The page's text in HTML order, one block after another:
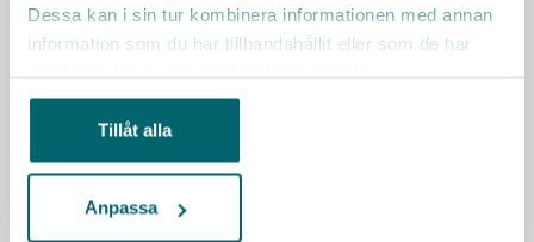
Dessa kan i sin tur kombinera informationen med annan
information som du har tillhandahållit eller som de har
Tillåt alla
Anpassa Räkna ut resväg